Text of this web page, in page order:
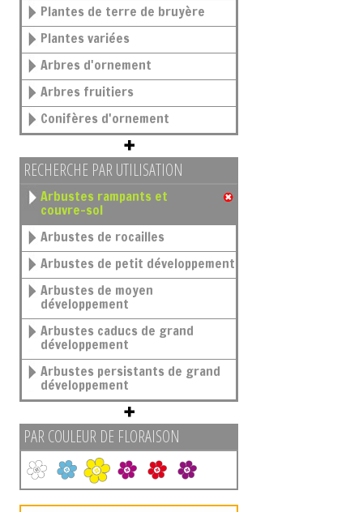
Plantes de terre de bruyère
Plantes variées
Arbres d'ornement
Arbres fruitiers
Conifères d'ornement
RECHERCHE PAR UTILISATION
Arbustes rampants et
couvre-sol
Arbustes de rocailles
Arbustes de petit développement
Arbustes de moyen
développement
Arbustes caducs de grand
développement
Arbustes persistants de grand
développement
PAR COULEUR DE FLORAISON